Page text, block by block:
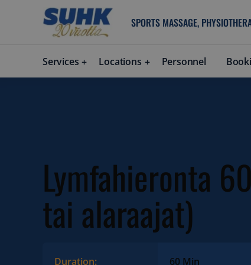
SPORTS MASSAGE,
Services Locations Personnel
Lymfahieronta
tai alaraajat)
Duration: 60 Min